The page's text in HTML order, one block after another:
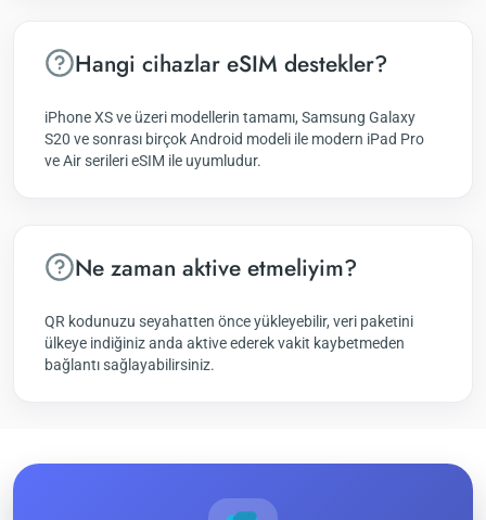
Hangi cihazlar eSIM destekler?
iPhone XS ve üzeri modellerin tamamı, Samsung Galaxy
S20 ve sonrası birçok Android modeli ile modern iPad Pro
ve Air serileri eSIM ile uyumludur.
Ne zaman aktive etmeliyim?
QR kodunuzu seyahatten önce yükleyebilir, veri paketini
ülkeye indiğiniz anda aktive ederek vakit kaybetmeden
bağlantı sağlayabilirsiniz.